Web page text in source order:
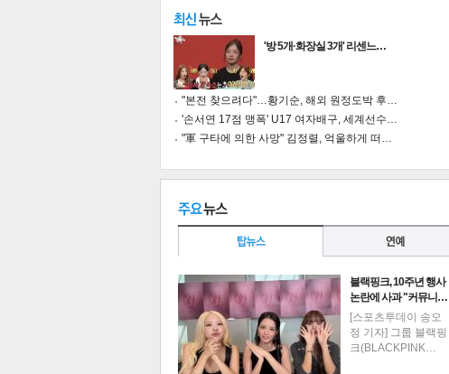
기
'방 5개·화장실 3개' 리센느…
"본전 찾으려다"…황기순, 해외 원정도박 후…
'손서연 17점 맹폭' U17 여자배구, 세계선수…
"軍 구타에 의한 사망" 김정렬, 억울하게 떠…
블랙핑크, 10주년 행사
논란에 사과 "커뮤니…
[스포츠투데이 송오
정 기자] 그룹 블랙핑
크(BLACKPINK…